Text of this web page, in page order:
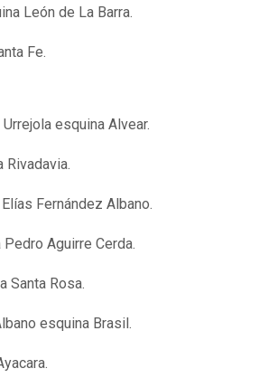
León de La Barra.
Fe.
esquina Alvear.
Rivadavia.
Fernández Albano.
Aguirre Cerda.
Santa Rosa.
esquina Brasil.